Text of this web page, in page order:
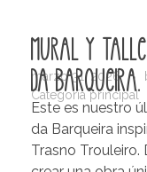
marzo 31, 2026
Categoría principal
Mural y
da Barqueira.
Este es nuestro
da Barqueira
Trasno Trouleiro.